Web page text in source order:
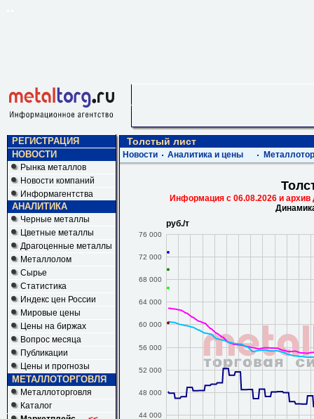
РЕГИСТРАЦИЯ
НОВОСТИ
Рынка металлов
Новости компаний
Информагентства
АНАЛИТИКА
Черные металлы
Цветные металлы
Драгоценные металлы
Металлолом
Сырье
Статистика
Индекс цен России
Мировые цены
Цены на биржах
Вопрос месяца
Публикации
Цены и прогнозы
МЕТАЛЛОТОРГОВЛЯ
Металлоторговля
Каталог
Толстый лист
Новости Аналитика и цены
Информация c 06.08.2026 и
руб./т
44 000
48 000
52 000
56 000
60 000
64 000
68 000
72 000
76 000